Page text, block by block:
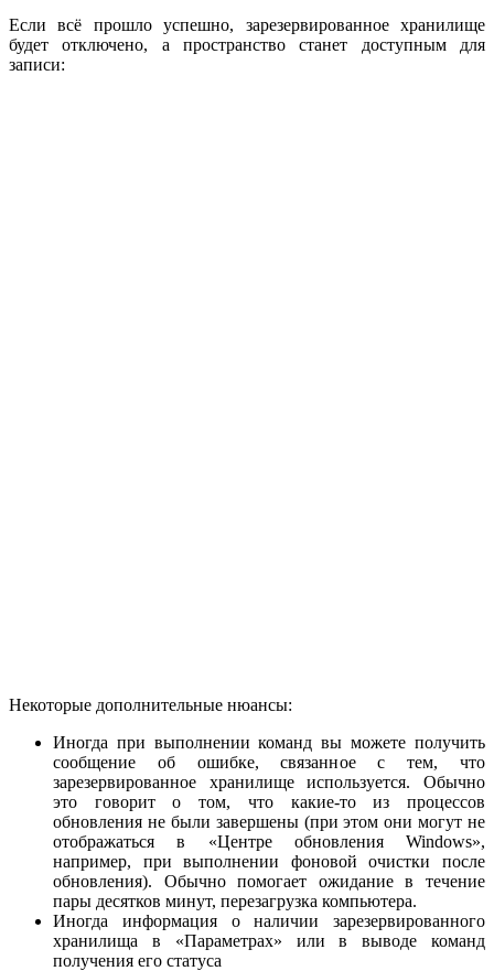
Если всё прошло успешно, зарезервированное хранилище
будет отключено, а пространство станет доступным для
записи:
Некоторые дополнительные нюансы:
Иногда при выполнении команд вы можете получить
сообщение об ошибке, связанное с тем, что
зарезервированное хранилище используется. Обычно
это говорит о том, что какие-то из процессов
обновления не были завершены (при этом они могут не
отображаться в «Центре обновления Windows»,
например, при выполнении фоновой очистки после
обновления). Обычно помогает ожидание в течение
пары десятков минут, перезагрузка компьютера.
Иногда информация о наличии зарезервированного
хранилища в «Параметрах» или в выводе команд
получения его статуса